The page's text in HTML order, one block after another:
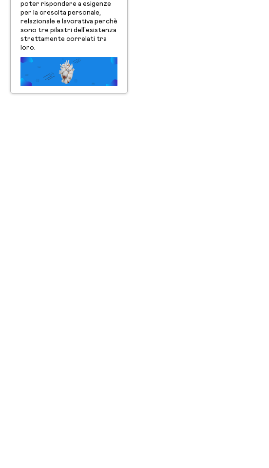
poter rispondere a esigenze
per la crescita personale,
relazionale e lavorativa perchè
sono tre pilastri dell'esistenza
strettamente correlati tra
loro.